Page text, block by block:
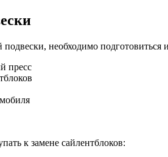
необходимо подготовиться
пресс
к замене сайлентблоков: